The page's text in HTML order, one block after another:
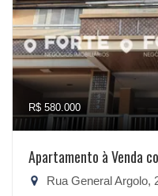
R$ 580.000
Apartamento à Venda
Rua General Argolo,